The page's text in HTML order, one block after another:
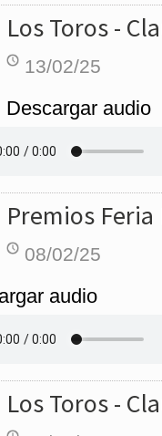
Los Toros -
13/02/25
Descargar audio
Premios
08/02/25
audio
Los Toros -